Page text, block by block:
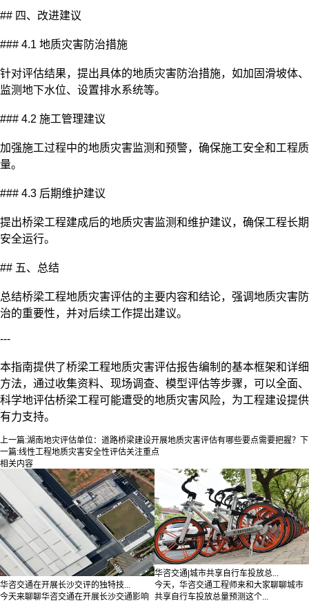
## 四、改进建议
### 4.1 地质灾害防治措施
针对评估结果，提出具体的地质灾害防治措施，如加固滑坡体、
监测地下水位、设置排水系统等。
### 4.2 施工管理建议
加强施工过程中的地质灾害监测和预警，确保施工安全和工程质
量。
### 4.3 后期维护建议
提出桥梁工程建成后的地质灾害监测和维护建议，确保工程长期
安全运行。
## 五、总结
总结桥梁工程地质灾害评估的主要内容和结论，强调地质灾害防
治的重要性，并对后续工作提出建议。
---
本指南提供了桥梁工程地质灾害评估报告编制的基本框架和详细
方法，通过收集资料、现场调查、模型评估等步骤，可以全面、
科学地评估桥梁工程可能遭受的地质灾害风险，为工程建设提供
有力支持。
上一篇:湖南地灾评估单位：道路桥梁建设开展地质灾害评估有哪些要点需要把握？ 下
一篇:线性工程地质灾害安全性评估关注重点
相关内容
华咨交通在开展长沙交评的独特技...
今天来聊聊华咨交通在开展长沙交通影响
华咨交通|城市共享自行车投放总...
今天，华咨交通工程师来和大家聊聊城市
共享自行车投放总量预测这个...